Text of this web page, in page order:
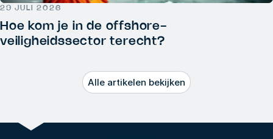
29 JULI 2026
Hoe kom je in de offshore-
veiligheidssector terecht?
Alle artikelen bekijken